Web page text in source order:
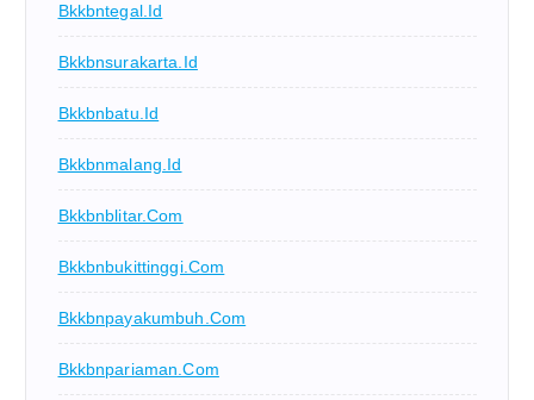
Bkkbntegal.id
Bkkbnsurakarta.id
Bkkbnbatu.id
Bkkbnmalang.id
Bkkbnblitar.com
Bkkbnbukittinggi.com
Bkkbnpayakumbuh.com
Bkkbnpariaman.com